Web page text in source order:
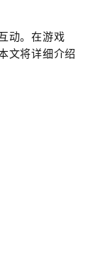
动。在游戏
文将详细介绍